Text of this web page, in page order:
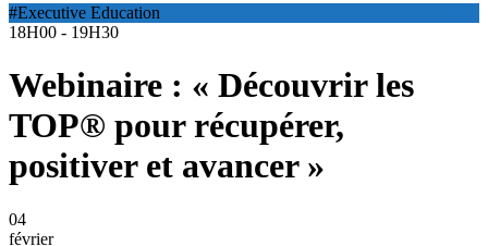
#Executive Education
18H00 - 19H30
Webinaire : « Découvrir les
TOP® pour récupérer,
positiver et avancer »
04
février